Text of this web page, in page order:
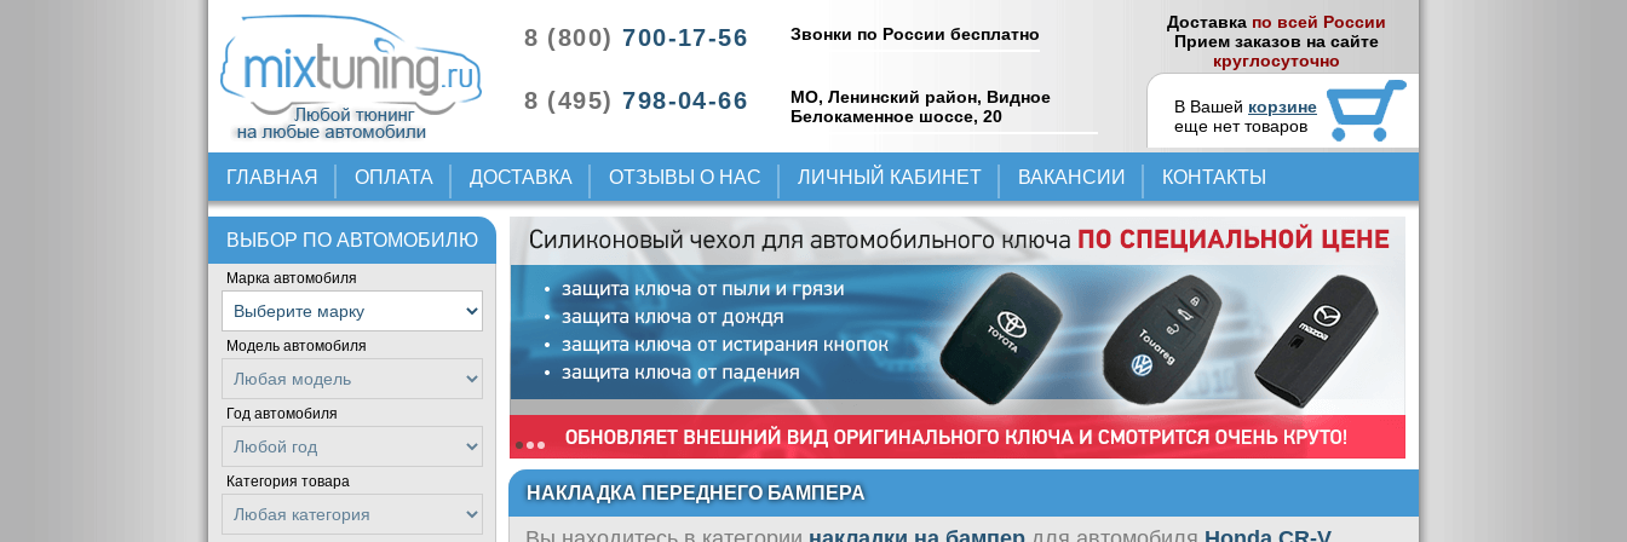
8 (800) 700-17-56
8 (495) 798-04-66
Звонки по России бесплатно
МО, Ленинский район, Видное
Белокаменное шоссе, 20
Доставка по всей России
Прием заказов на сайте
круглосуточно
В Вашей корзине
еще нет товаров
ГЛАВНАЯ ОПЛАТА ДОСТАВКА ОТЗЫВЫ О НАС ЛИЧНЫЙ КАБИНЕТ ВАКАНСИИ КОНТАКТЫ
ВЫБОР ПО АВТОМОБИЛЮ
Марка автомобиля
Модель автомобиля
Год автомобиля
Категория товара
НАКЛАДКА ПЕРЕДНЕГО БАМПЕРА